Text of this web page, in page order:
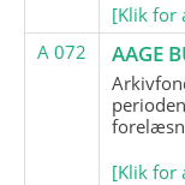
[Klik for
A 072
AAGE
[Klik for